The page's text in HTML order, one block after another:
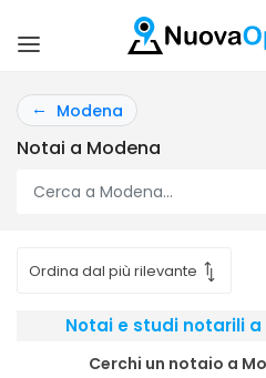
Modena
Notai a Modena
Notai e studi notarili a
Cerchi un notaio a